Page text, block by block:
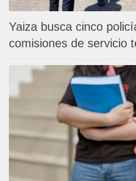
Yaiza busca cinco
comisiones de servicio